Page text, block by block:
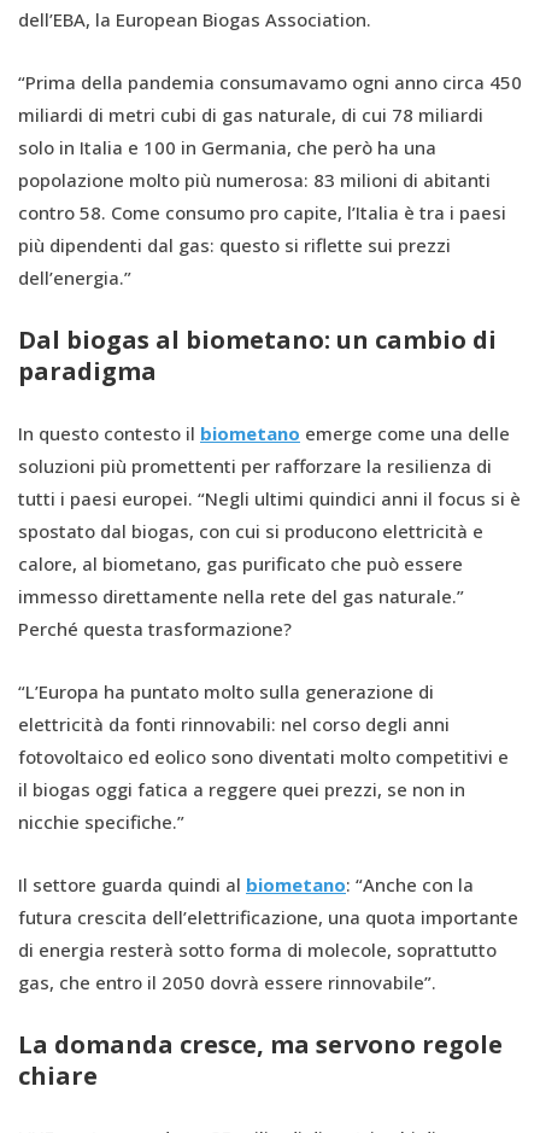
dell’EBA, la European Biogas Association.
“Prima della pandemia consumavamo ogni anno circa 450
miliardi di metri cubi di gas naturale, di cui 78 miliardi
solo in Italia e 100 in Germania, che però ha una
popolazione molto più numerosa: 83 milioni di abitanti
contro 58. Come consumo pro capite, l’Italia è tra i paesi
più dipendenti dal gas: questo si riflette sui prezzi
dell’energia.”
Dal biogas al biometano: un cambio di
paradigma
In questo contesto il biometano emerge come una delle
soluzioni più promettenti per rafforzare la resilienza di
tutti i paesi europei. “Negli ultimi quindici anni il focus si è
spostato dal biogas, con cui si producono elettricità e
calore, al biometano, gas purificato che può essere
immesso direttamente nella rete del gas naturale.”
Perché questa trasformazione?
“L’Europa ha puntato molto sulla generazione di
elettricità da fonti rinnovabili: nel corso degli anni
fotovoltaico ed eolico sono diventati molto competitivi e
il biogas oggi fatica a reggere quei prezzi, se non in
nicchie specifiche.”
Il settore guarda quindi al biometano: “Anche con la
futura crescita dell’elettrificazione, una quota importante
di energia resterà sotto forma di molecole, soprattutto
gas, che entro il 2050 dovrà essere rinnovabile”.
La domanda cresce, ma servono regole
chiare